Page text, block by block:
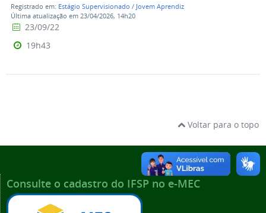
Registrado em: Estágio Supervisionado / Jovem Aprendiz
Última atualização em 23/04/2026, 14h20
23/09/22
19h43
Voltar para o topo
Consulte o cadastro do IFSP no e-MEC